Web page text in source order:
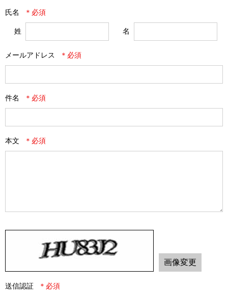
氏名
姓 名
メールアドレス
件名
本文
画像変更
送信認証